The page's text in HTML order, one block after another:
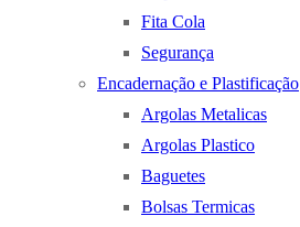
Fita Cola
Segurança
Encadernação e Plastificação
Argolas Metalicas
Argolas Plastico
Baguetes
Bolsas Termicas